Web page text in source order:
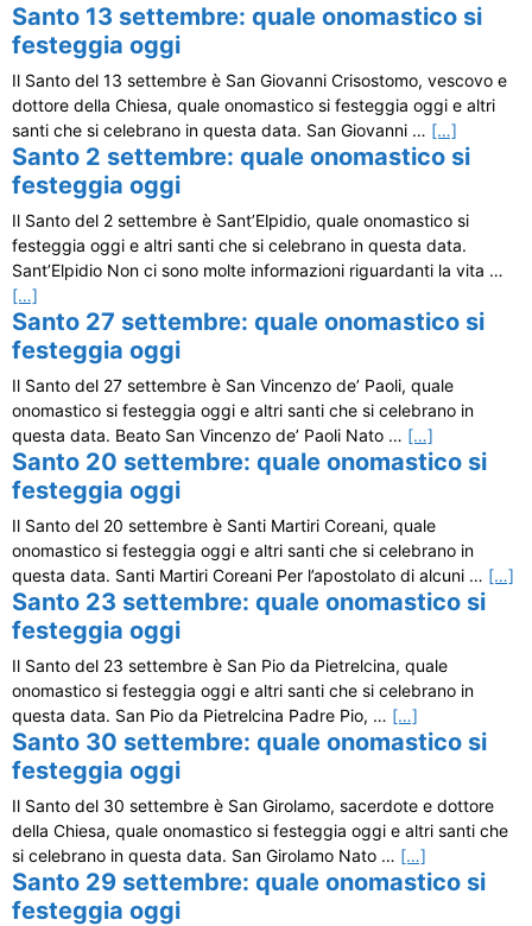
Santo 13 settembre: quale onomastico si
festeggia oggi
Il Santo del 13 settembre è San Giovanni Crisostomo, vescovo e
dottore della Chiesa, quale onomastico si festeggia oggi e altri
santi che si celebrano in questa data. San Giovanni … […]
Santo 2 settembre: quale onomastico si
festeggia oggi
Il Santo del 2 settembre è Sant’Elpidio, quale onomastico si
festeggia oggi e altri santi che si celebrano in questa data.
Sant’Elpidio Non ci sono molte informazioni riguardanti la vita …
[…]
Santo 27 settembre: quale onomastico si
festeggia oggi
Il Santo del 27 settembre è San Vincenzo de’ Paoli, quale
onomastico si festeggia oggi e altri santi che si celebrano in
questa data. Beato San Vincenzo de’ Paoli Nato … […]
Santo 20 settembre: quale onomastico si
festeggia oggi
Il Santo del 20 settembre è Santi Martiri Coreani, quale
onomastico si festeggia oggi e altri santi che si celebrano in
questa data. Santi Martiri Coreani Per l’apostolato di alcuni … […]
Santo 23 settembre: quale onomastico si
festeggia oggi
Il Santo del 23 settembre è San Pio da Pietrelcina, quale
onomastico si festeggia oggi e altri santi che si celebrano in
questa data. San Pio da Pietrelcina Padre Pio, … […]
Santo 30 settembre: quale onomastico si
festeggia oggi
Il Santo del 30 settembre è San Girolamo, sacerdote e dottore
della Chiesa, quale onomastico si festeggia oggi e altri santi che
si celebrano in questa data. San Girolamo Nato … […]
Santo 29 settembre: quale onomastico si
festeggia oggi